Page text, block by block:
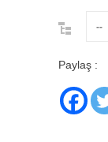
--
Paylaş :